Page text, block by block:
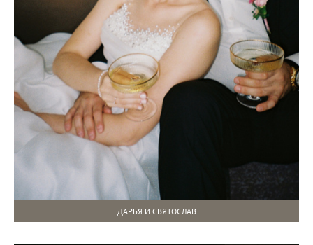
ДАРЬЯ И СВЯТОСЛАВ